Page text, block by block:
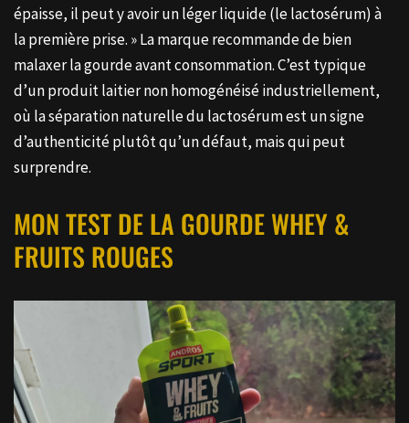
épaisse, il peut y avoir un léger liquide (le lactosérum) à
la première prise. » La marque recommande de bien
malaxer la gourde avant consommation. C’est typique
d’un produit laitier non homogénéisé industriellement,
où la séparation naturelle du lactosérum est un signe
d’authenticité plutôt qu’un défaut, mais qui peut
surprendre.
MON TEST DE LA GOURDE WHEY &
FRUITS ROUGES